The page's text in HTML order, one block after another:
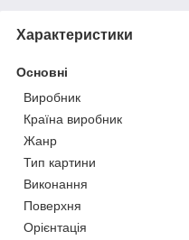
Характеристики
Основні
Виробник
Країна виробник
Жанр
Тип картини
Виконання
Поверхня
Орієнтація